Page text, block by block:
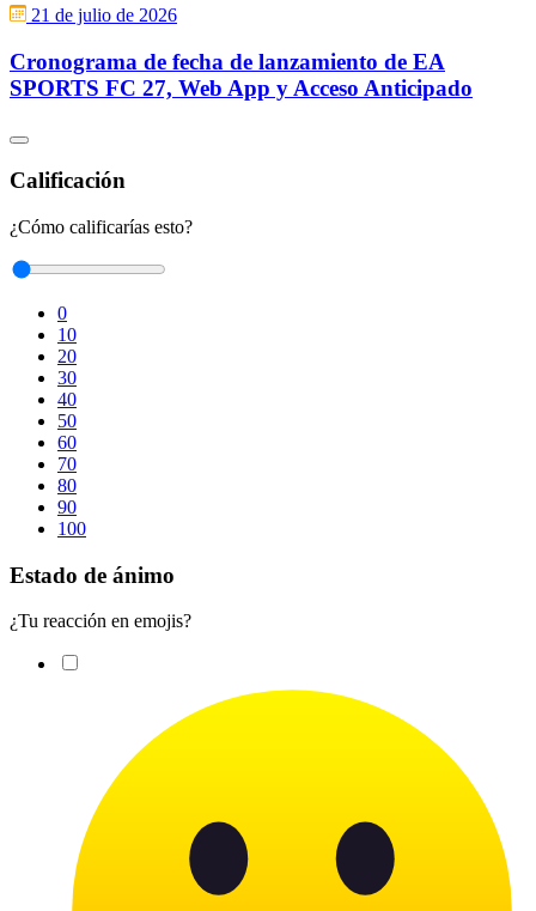
21 de julio de 2026
Cronograma de fecha de lanzamiento de EA
SPORTS FC 27, Web App y Acceso Anticipado
Calificación
¿Cómo calificarías esto?
0
10
20
30
40
50
60
70
80
90
100
Estado de ánimo
¿Tu reacción en emojis?